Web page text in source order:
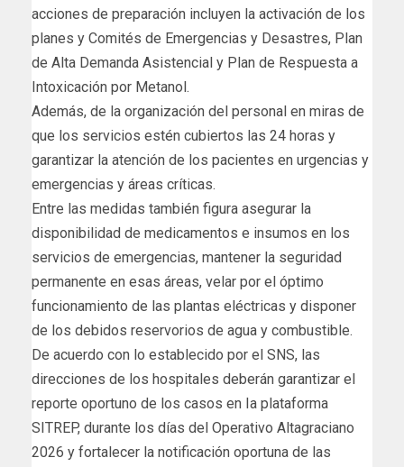
acciones de preparación incluyen la activación de los
planes y Comités de Emergencias y Desastres, Plan
de Alta Demanda Asistencial y Plan de Respuesta a
Intoxicación por Metanol.
Además, de la organización del personal en miras de
que los servicios estén cubiertos las 24 horas y
garantizar la atención de los pacientes en urgencias y
emergencias y áreas críticas.
Entre las medidas también figura asegurar la
disponibilidad de medicamentos e insumos en los
servicios de emergencias, mantener la seguridad
permanente en esas áreas, velar por el óptimo
funcionamiento de las plantas eléctricas y disponer
de los debidos reservorios de agua y combustible.
De acuerdo con lo establecido por el SNS, las
direcciones de los hospitales deberán garantizar el
reporte oportuno de los casos en Ia plataforma
SITREP, durante los días del Operativo Altagraciano
2026 y fortalecer la notificación oportuna de las